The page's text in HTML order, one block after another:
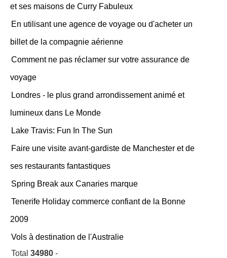
et ses maisons de Curry Fabuleux
En utilisant une agence de voyage ou d'acheter un
billet de la compagnie aérienne
Comment ne pas réclamer sur votre assurance de
voyage
Londres - le plus grand arrondissement animé et
lumineux dans Le Monde
Lake Travis: Fun In The Sun
Faire une visite avant-gardiste de Manchester et de
ses restaurants fantastiques
Spring Break aux Canaries marque
Tenerife Holiday commerce confiant de la Bonne
2009
Vols à destination de l'Australie
Total 34980 -